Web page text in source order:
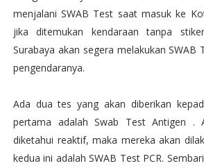
menjalani SWAB Test saat masuk ke
jika ditemukan kendaraan tanpa
Surabaya akan segera melakukan SWAB
pengendaranya.
Ada dua tes yang akan diberikan
pertama adalah Swab Test Antigen .
diketahui reaktif, maka mereka akan
kedua ini adalah SWAB Test PCR.